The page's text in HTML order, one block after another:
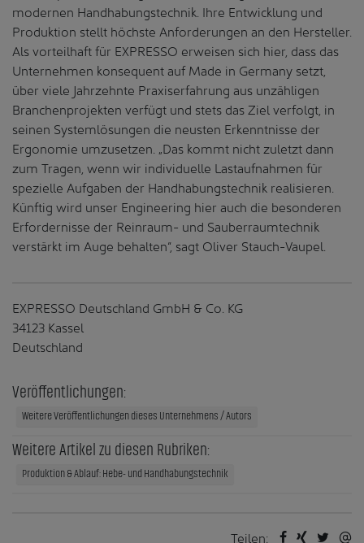
modernen Handhabungstechnik. Ihre Entwicklung und
Produktion stellt höchste Anforderungen an den Hersteller.
Als vorteilhaft für EXPRESSO erweisen sich hier, dass das
Unternehmen konsequent auf Made in Germany setzt,
über viele Jahrzehnte Praxiserfahrung aus unzähligen
Branchenprojekten verfügt und stets das Ziel verfolgt, in
seinen Systemlösungen die neusten Erkenntnisse der
Ergonomie umzusetzen. „Das kommt nicht zuletzt dann
zum Tragen, wenn wir individuelle Lastaufnahmen für
spezielle Aufgaben der Handhabungstechnik realisieren.
Künftig wird unser Engineering hier auch die besonderen
Erfordernisse der Reinraum- und Sauberraumtechnik
verstärkt im Auge behalten“, sagt Oliver Stauch-Vaupel.
EXPRESSO Deutschland GmbH & Co. KG
34123 Kassel
Deutschland
Veröffentlichungen:
Weitere Veröffentlichungen dieses Unternehmens / Autors
Weitere Artikel zu diesen Rubriken:
Produktion & Ablauf: Hebe- und Handhabungstechnik
Teilen: